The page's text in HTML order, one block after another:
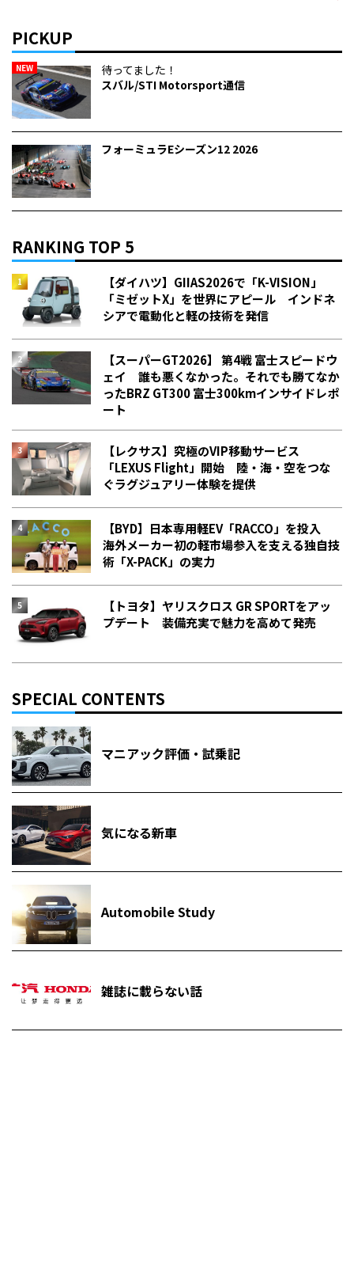
PICKUP
NEW
待ってました！
スバル/STI Motorsport通信
フォーミュラEシーズン12 2026
RANKING TOP 5
【ダイハツ】GIIAS2026で「K-VISION」
「ミゼットX」を世界にアピール インドネ
シアで電動化と軽の技術を発信
【スーパーGT2026】 第4戦 富士スピードウ
ェイ 誰も悪くなかった。それでも勝てなか
った――BRZ GT300 富士300kmインサイドレポ
ート
【レクサス】究極のVIP移動サービス
「LEXUS Flight」開始 陸・海・空をつな
ぐラグジュアリー体験を提供
【BYD】日本専用軽EV「RACCO」を投入
海外メーカー初の軽市場参入を支える独自技
術「X-PACK」の実力
【トヨタ】ヤリスクロス GR SPORTをアッ
プデート 装備充実で魅力を高めて発売
SPECIAL CONTENTS
マニアック評価・試乗記
気になる新車
Automobile Study
雑誌に載らない話